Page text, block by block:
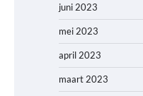
juni 2023
mei 2023
april 2023
maart 2023